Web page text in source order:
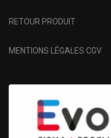
RETOUR PRODUIT
MENTIONS LÉGALES CGV